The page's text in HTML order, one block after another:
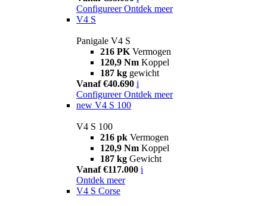
Configureer Ontdek meer
V4 S
Panigale V4 S
216 PK Vermogen
120,9 Nm Koppel
187 kg gewicht
Vanaf €40.690 i
Configureer Ontdek meer
new V4 S 100
V4 S 100
216 pk Vermogen
120,9 Nm Koppel
187 kg Gewicht
Vanaf €117.000 i
Ontdek meer
V4 S Corse